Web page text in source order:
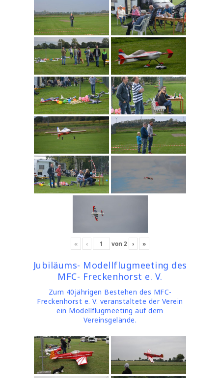
« ‹ von 2 › »
Jubiläums- Modellflugmeeting des
MFC- Freckenhorst e. V.
Zum 40jährigen Bestehen des MFC-
Freckenhorst e. V. veranstaltete der Verein
ein Modellflugmeeting auf dem
Vereinsgelände.